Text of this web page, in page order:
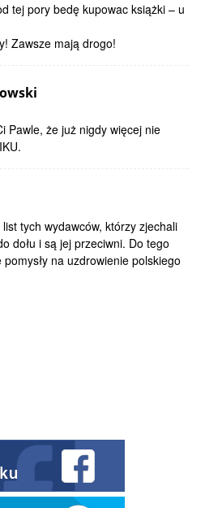
tej pory bedę kupowac książki – u
Zawsze mają drogo!
Pawle, że już nigdy więcej nie
list tych wydawców, którzy zjechali
dołu i są jej przeciwni. Do tego
na uzdrowienie polskiego